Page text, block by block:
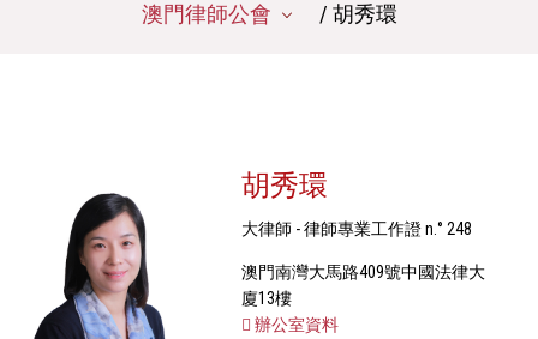
澳門律師公會 / 胡秀環
胡秀環
大律師 - 律師專業工作證 n.° 248
澳門南灣大馬路409號中國法律大
廈13樓
辦公室資料